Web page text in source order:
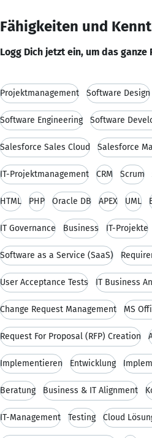
Fähigkeiten und
Logg Dich jetzt ein, um das ganze
Projektmanagement Software Design
Software Engineering Software
Salesforce Sales Cloud Salesforce
IT-Projektmanagement CRM Scrum
HTML PHP Oracle DB APEX UML
IT Governance Business IT-Projekte
Software as a Service (SaaS)
User Acceptance Tests IT Business
Change Request Management MS
Request For Proposal (RFP) Creation
Implementieren Entwicklung
Beratung Business & IT Alignment
IT-Management Testing Cloud